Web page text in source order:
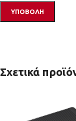
Σχετικά